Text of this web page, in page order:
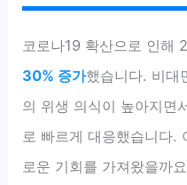
코로나19 확산으로 인해
30% 증가했습니다. 비대
의 위생 의식이 높아지면
로 빠르게 대응했습니다.
로운 기회를 가져왔을까